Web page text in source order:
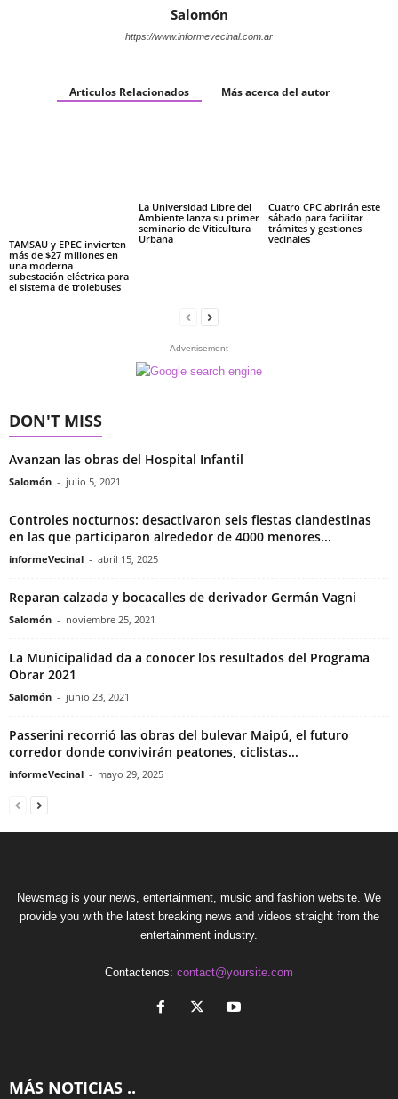
Salomón
https://www.informevecinal.com.ar
Articulos Relacionados Más acerca del autor
TAMSAU y EPEC invierten
más de $27 millones en
una moderna
subestación eléctrica para
el sistema de trolebuses
La Universidad Libre del
Ambiente lanza su primer
seminario de Viticultura
Urbana
Cuatro CPC abrirán este
sábado para facilitar
trámites y gestiones
vecinales
- Advertisement -
DON'T MISS
Avanzan las obras del Hospital Infantil
Salomón - julio 5, 2021
Controles nocturnos: desactivaron seis fiestas clandestinas
en las que participaron alrededor de 4000 menores...
informeVecinal - abril 15, 2025
Reparan calzada y bocacalles de derivador Germán Vagni
Salomón - noviembre 25, 2021
La Municipalidad da a conocer los resultados del Programa
Obrar 2021
Salomón - junio 23, 2021
Passerini recorrió las obras del bulevar Maipú, el futuro
corredor donde convivirán peatones, ciclistas...
informeVecinal - mayo 29, 2025
Newsmag is your news, entertainment, music and fashion website. We
provide you with the latest breaking news and videos straight from the
entertainment industry.
Contactenos: contact@yoursite.com
MÁS NOTICIAS ..